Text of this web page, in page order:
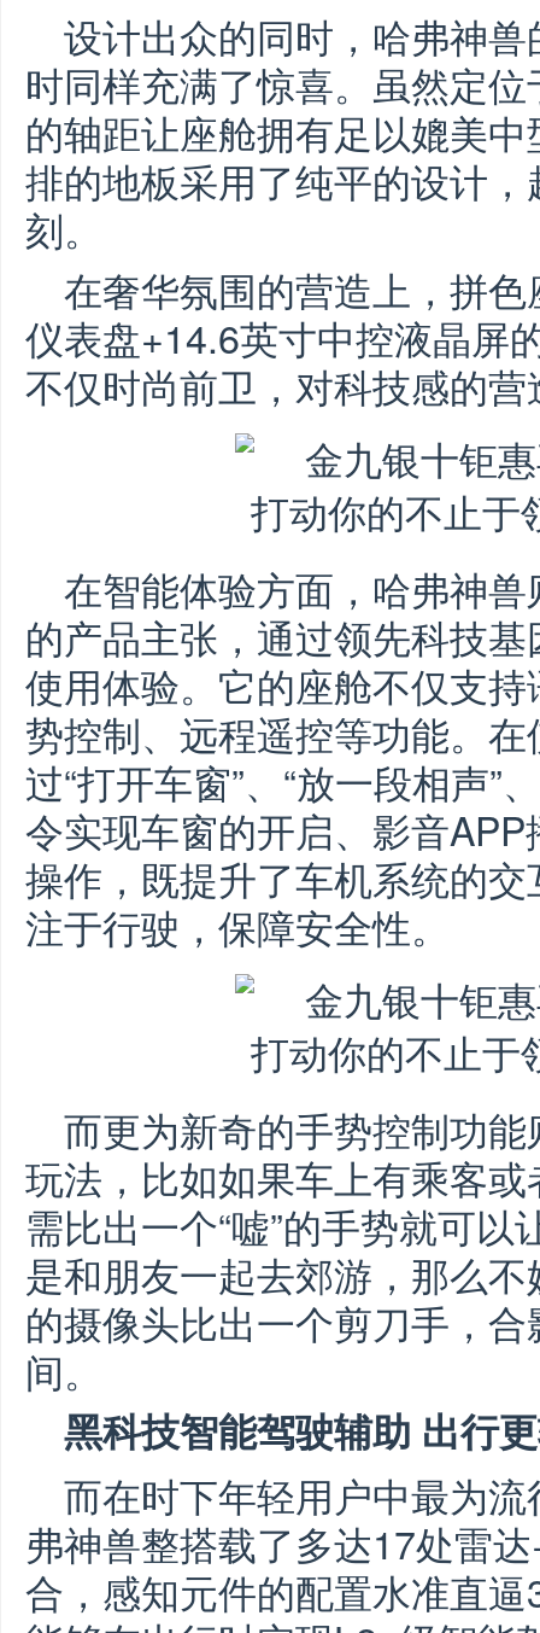
设计出众的同时，哈弗神
时同样充满了惊喜。虽然定
的轴距让座舱拥有足以媲美
排的地板采用了纯平的设计
刻。
在奢华氛围的营造上，拼
仪表盘+14.6英寸中控液晶屏
不仅时尚前卫，对科技感的
在智能体验方面，哈弗神
的产品主张，通过领先科技
使用体验。它的座舱不仅支
势控制、远程遥控等功能。
过“打开车窗”、“放一段相声”
令实现车窗的开启、影音
操作，既提升了车机系统的
注于行驶，保障安全性。
而更为新奇的手势控制功
玩法，比如如果车上有乘客
需比出一个“嘘”的手势就可
是和朋友一起去郊游，那么
的摄像头比出一个剪刀手，
间。
黑科技智能驾驶辅助 出行
而在时下年轻用户中最为
弗神兽整搭载了多达17处雷
合，感知元件的配置水准直